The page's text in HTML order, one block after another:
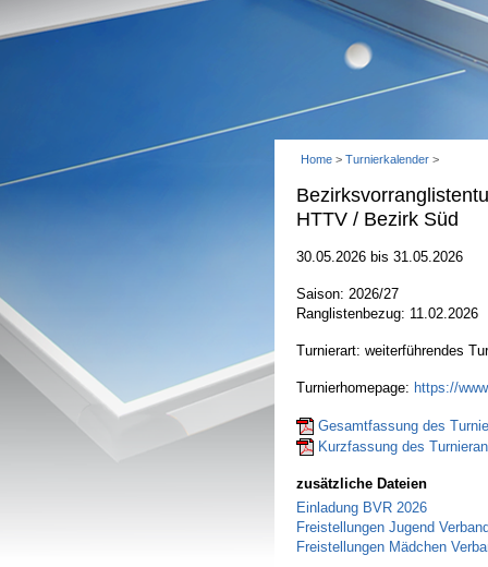
Home > Turnierkalender >
HTTV / Bezirk Süd
30.05.2026 bis 31.05.2026
Saison: 2026/27
Ranglistenbezug: 11.02.2026
Turnierart: weiterführendes
Turnierhomepage: https://
Gesamtfassung des
Kurzfassung des
zusätzliche Dateien
Einladung BVR 2026
Freistellungen Jugend
Freistellungen Mädchen